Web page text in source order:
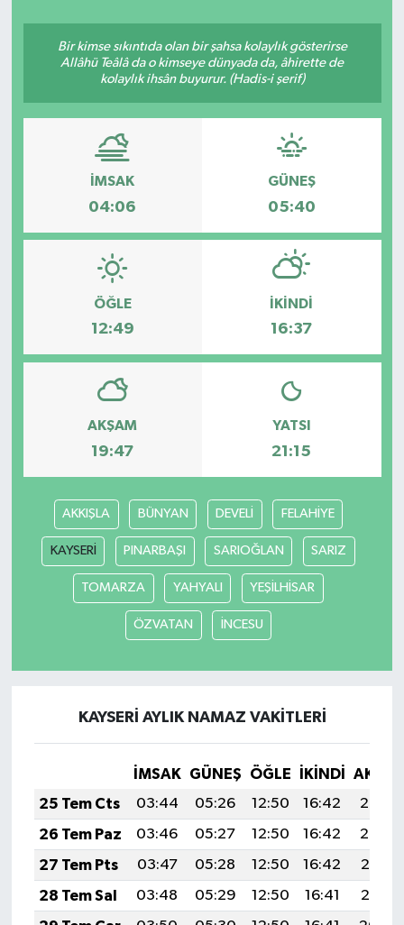
Bir kimse sıkıntıda olan bir şahsa kolaylık gösterirse
Allâhü Teâlâ da o kimseye dünyada da, âhirette de
kolaylık ihsân buyurur. (Hadis-i şerif)
İMSAK
04:06
GÜNEŞ
05:40
ÖĞLE
12:49
İKINDI
16:37
AKŞAM
19:47
YATSI
21:15
AKKIŞLA BÜNYAN DEVELİ FELAHİYE
KAYSERİ PINARBAŞI SARIOĞLAN SARIZ
TOMARZA YAHYALI YEŞİLHİSAR
ÖZVATAN İNCESU
KAYSERİ AYLIK NAMAZ VAKITLERI
İMSAK GÜNEŞ ÖĞLE İKINDI
25 Tem Cts
03:44 05:26 12:50 16:42
20:03
26 Tem Paz
03:46 05:27 12:50 16:42
20:02
27 Tem Pts
03:47 05:28 12:50 16:42
20:01
28 Tem Sal
03:48 05:29 12:50 16:41
20:01